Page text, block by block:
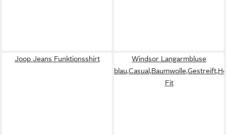
Joop Jeans Funktionsshirt
Windsor Langarmbluse
Fit